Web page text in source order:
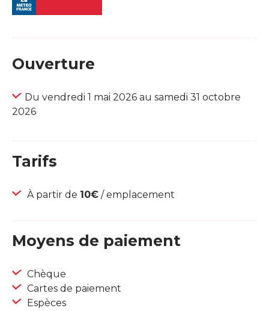
Ouverture
Du vendredi 1 mai 2026 au samedi 31 octobre
2026
Tarifs
À partir de 10€ / emplacement
Moyens de paiement
Chèque
Cartes de paiement
Espèces